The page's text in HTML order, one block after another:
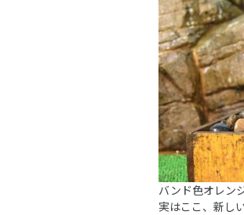
バンド色オレン
実はここ、新し